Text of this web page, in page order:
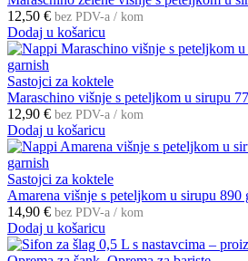
12,50 € bez PDV-a / kom
Dodaj u košaricu
Sastojci za koktele
Maraschino višnje s peteljkom u sirupu
12,90 € bez PDV-a / kom
Dodaj u košaricu
Sastojci za koktele
Amarena višnje s peteljkom u sirupu 890
14,90 € bez PDV-a / kom
Dodaj u košaricu